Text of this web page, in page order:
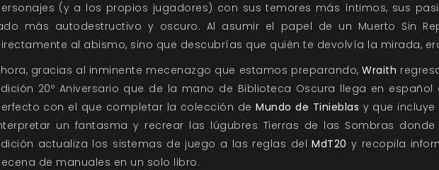
(y a los propios jugadores) con sus temores más íntimos, sus
más autodestructivo y oscuro. Al asumir el papel de un Muerto Sin
al abismo, sino que descubrías que quién te devolvía la mirada,
gracias al inminente mecenazgo que estamos preparando,Wraith
20º Aniversario que de la mano de Biblioteca Oscura llega en español
con el que completar la colección deMundo de Tinieblas y que
un fantasma y recrear las lúgubres Tierras de las Sombras donde
actualiza los sistemas de juego a las reglas delMdT20 y recopila
de manuales en un solo libro.